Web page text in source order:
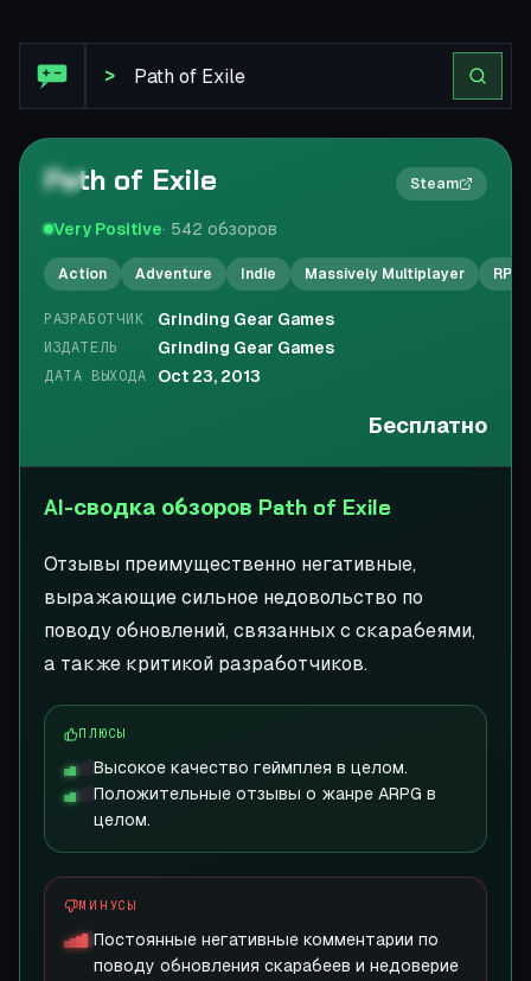
>
2×
Path of Exile Steam
Very Positive· 542 обзоров
Action Adventure Indie Massively Multiplayer RPG
РАЗРАБОТЧИК Grinding Gear Games
ИЗДАТЕЛЬ Grinding Gear Games
ДАТА ВЫХОДА Oct 23, 2013
Бесплатно
AI-сводка обзоров Path of Exile
Отзывы преимущественно негативные,
выражающие сильное недовольство по
поводу обновлений, связанных с скарабеями,
а также критикой разработчиков.
ПЛЮСЫ
Высокое качество геймплея в целом.
Положительные отзывы о жанре ARPG в
целом.
МИНУСЫ
Постоянные негативные комментарии по
поводу обновления скарабеев и недоверие